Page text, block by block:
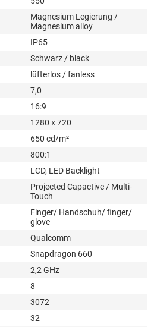
Magnesium Legierung /
Magnesium alloy
IP65
Schwarz / black
lüfterlos / fanless
7,0
16:9
1280 x 720
650 cd/m²
800:1
LCD, LED Backlight
Projected Capactive / Multi-
Touch
Finger/ Handschuh/ finger/
glove
Qualcomm
Snapdragon 660
2,2 GHz
8
3072
32